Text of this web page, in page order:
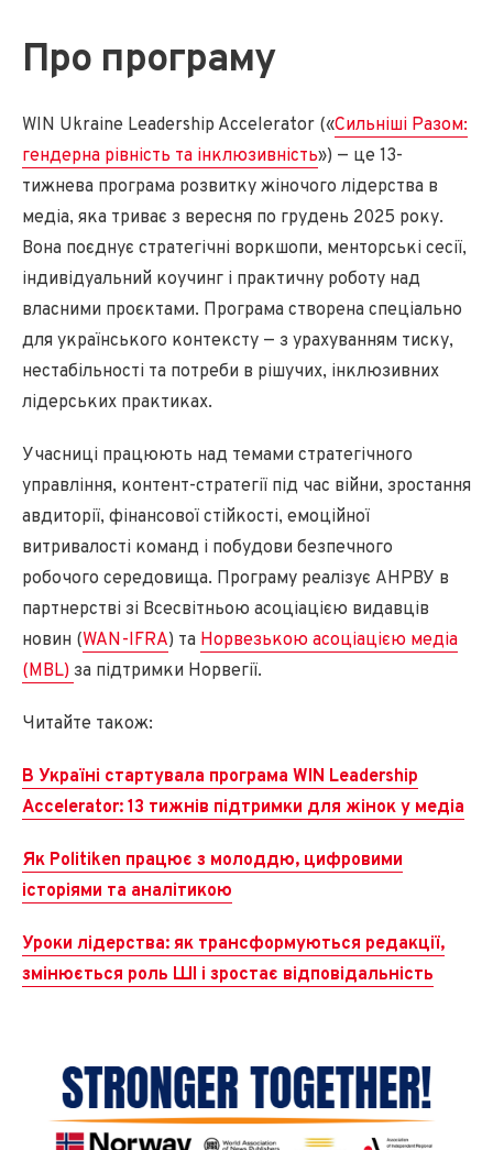
Про програму
WIN Ukraine Leadership Accelerator («Сильніші Разом:
гендерна рівність та інклюзивність») — це 13-
тижнева програма розвитку жіночого лідерства в
медіа, яка триває з вересня по грудень 2025 року.
Вона поєднує стратегічні воркшопи, менторські сесії,
індивідуальний коучинг і практичну роботу над
власними проєктами. Програма створена спеціально
для українського контексту — з урахуванням тиску,
нестабільності та потреби в рішучих, інклюзивних
лідерських практиках.
Учасниці працюють над темами стратегічного
управління, контент-стратегії під час війни, зростання
авдиторії, фінансової стійкості, емоційної
витривалості команд і побудови безпечного
робочого середовища. Програму реалізує АНРВУ в
партнерстві зі Всесвітньою асоціацією видавців
новин (WAN-IFRA) та Норвезькою асоціацією медіа
(MBL) за підтримки Норвегії.
Читайте також:
В Україні стартувала програма WIN Leadership
Accelerator: 13 тижнів підтримки для жінок у медіа
Як Politiken працює з молоддю, цифровими
історіями та аналітикою
Уроки лідерства: як трансформуються редакції,
змінюється роль ШІ і зростає відповідальність